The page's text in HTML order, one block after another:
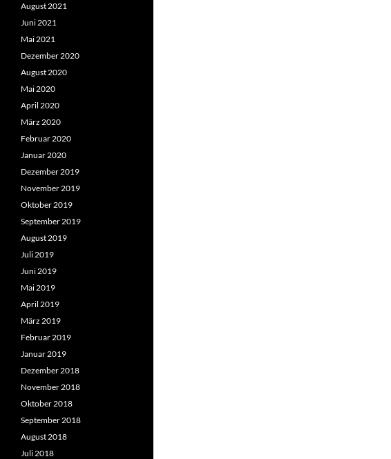
August 2021
Juni 2021
Mai 2021
Dezember 2020
August 2020
Mai 2020
April 2020
März 2020
Februar 2020
Januar 2020
Dezember 2019
November 2019
Oktober 2019
September 2019
August 2019
Juli 2019
Juni 2019
Mai 2019
April 2019
März 2019
Februar 2019
Januar 2019
Dezember 2018
November 2018
Oktober 2018
September 2018
August 2018
Juli 2018